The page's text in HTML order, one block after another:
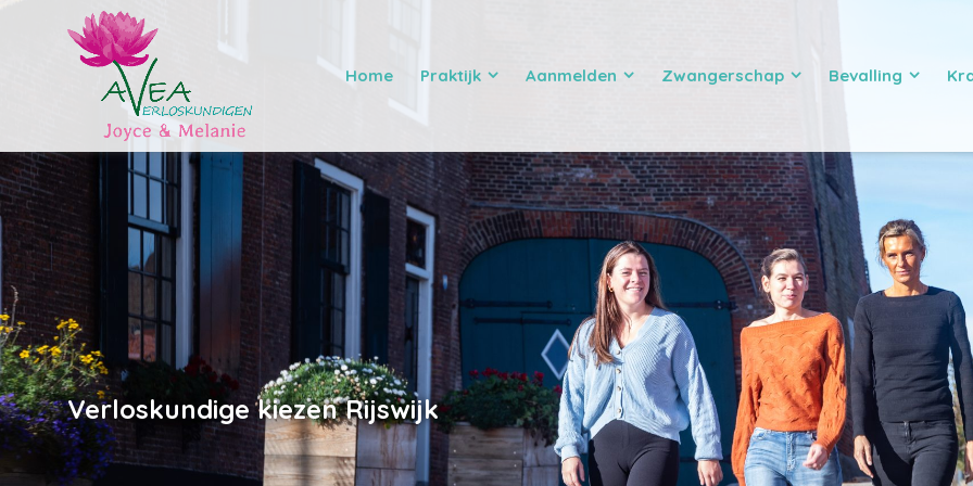
Home Praktijk Aanmelden Zwangerschap Bevalling
Verloskundige kiezen Rijswijk